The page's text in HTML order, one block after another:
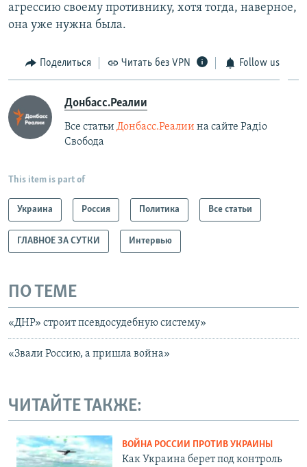
агрессию своему противнику, хотя тогда, наверное,
она уже нужна была.​
Поделиться Читать без VPN Follow us
Донбасс.Реалии
Все статьи Донбасс.Реалии на сайте Радіо
Свобода
This item is part of
Украина Россия Политика Все статьи
ГЛАВНОЕ ЗА СУТКИ Интервью
ПО ТЕМЕ
«ДНР» строит псевдосудебную систему»
«Звали Россию, а пришла война»
ЧИТАЙТЕ ТАКЖЕ:
ВОЙНА РОССИИ ПРОТИВ УКРАИНЫ
Как Украина берет под контроль